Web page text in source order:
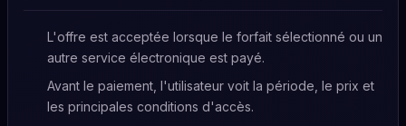
L'offre est acceptée lorsque le forfait sélectionné ou un
autre service électronique est payé.
Avant le paiement, l'utilisateur voit la période, le prix et
les principales conditions d'accès.